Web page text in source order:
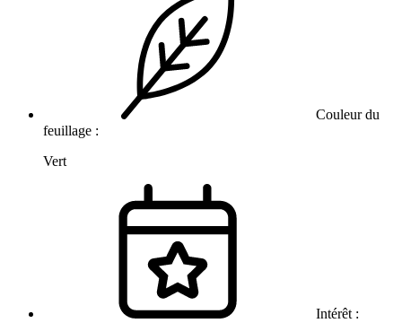
Couleur du
feuillage :
Vert
Intérêt :